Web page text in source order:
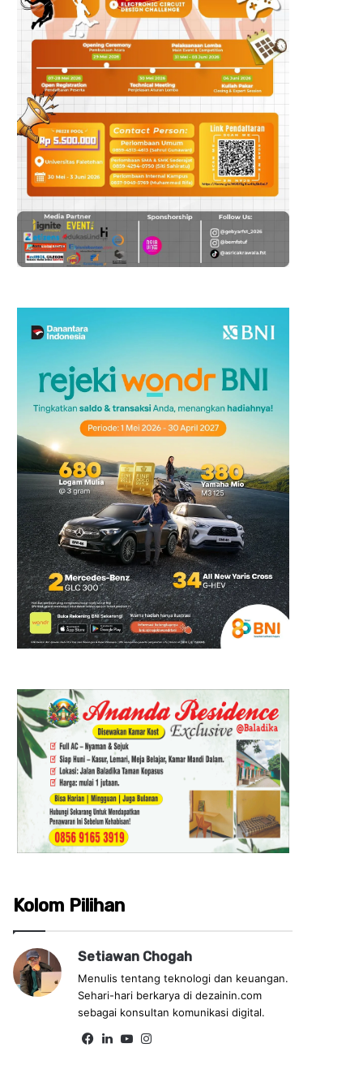
Kolom Pilihan
Setiawan Chogah
Menulis tentang teknologi dan keuangan.
Sehari-hari berkarya di dezainin.com
sebagai konsultan komunikasi digital.
Fa Lin Yo